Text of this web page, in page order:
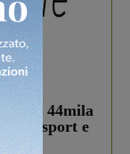
oltre 44mila
lo sport e